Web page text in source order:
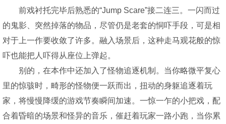
前戏衬托完毕后熟悉的“Jump Scare”接二连三。一闪而过
的鬼影、突然掉落的物品，尽管仍是老套的恫吓手段，可是相
对于上一作要收敛了许多。融入场景后，这种走马观花般的惊
吓也能把人吓得从座位上弹起。
别的，在本作中还加入了怪物追逐机制。当你略微平复心
里的惊骇时，畸形的怪物便一跃而出，扭动的身躯追逐着玩
家，将慢慢降缓的游戏节奏瞬间加速。一惊一乍的小把戏，配
合着昏暗的场景和怪异的音乐，催赶着玩家一路小跑，当你累